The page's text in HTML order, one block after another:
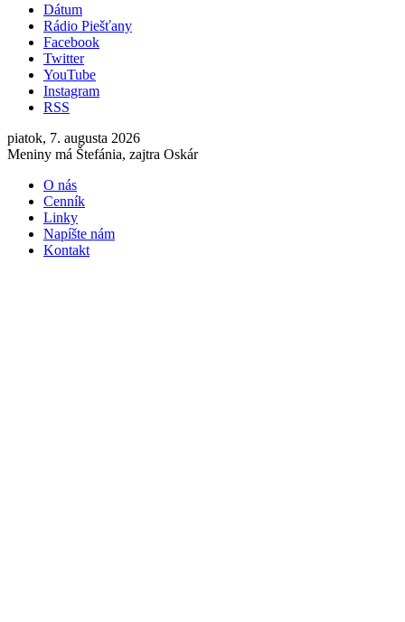
Dátum
Rádio Piešťany
Facebook
Twitter
YouTube
Instagram
RSS
piatok, 7. augusta 2026
Meniny má Štefánia, zajtra Oskár
O nás
Cenník
Linky
Napíšte nám
Kontakt